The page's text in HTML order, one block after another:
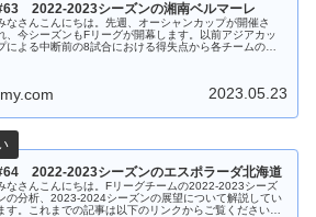
2022-2023シーズンの湘南ベルマーレ
なさんこんにちは。先週、オーシャンカップが開催さ
、今シーズンもFリーグが開幕します。以前アジアカッ
による中断前の8試合における得失点から各チームの特
2023.05.23
2022-2023シーズンのエスポラーダ北海道
なさんこんにちは。Fリーグチームの2022-2023シーズ
の分析、2023-2024シーズンの展望について解説してい
す。これまでの記事は以下のリンクからご覧ください。